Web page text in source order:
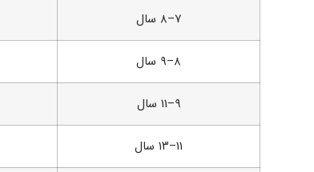
۷–۸ سال
۸–۹ سال
۹–۱۱ سال
۱۱–۱۳ سال